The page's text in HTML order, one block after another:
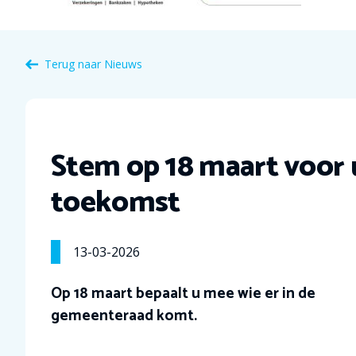
Terug naar Nieuws
Stem op 18 maart voor
toekomst
13-03-2026
Op 18 maart bepaalt u mee wie er in de
gemeenteraad komt.